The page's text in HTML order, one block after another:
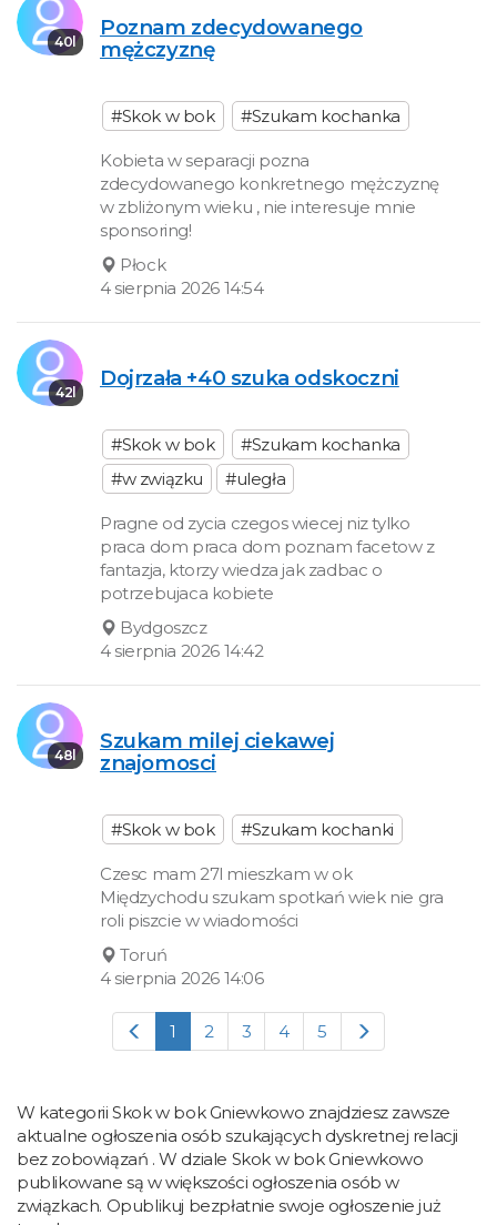
40l
Poznam zdecydowanego
mężczyznę
#Skok w bok #Szukam kochanka
Kobieta w separacji pozna
zdecydowanego konkretnego mężczyznę
w zbliżonym wieku , nie interesuje mnie
sponsoring!
Płock
4 sierpnia 2026 14:54
42l
Dojrzała +40 szuka odskoczni
#Skok w bok
#Szukam kochanka
#w związku
#uległa
Pragne od zycia czegos wiecej niz tylko
praca dom praca dom poznam facetow z
fantazja, ktorzy wiedza jak zadbac o
potrzebujaca kobiete
Bydgoszcz
4 sierpnia 2026 14:42
48l
Szukam milej ciekawej
znajomosci
#Skok w bok #Szukam kochanki
Czesc mam 27l mieszkam w ok
Międzychodu szukam spotkań wiek nie gra
roli piszcie w wiadomości
Toruń
4 sierpnia 2026 14:06
1 2 3 4 5
W kategorii Skok w bok Gniewkowo znajdziesz zawsze
aktualne ogłoszenia osób szukających dyskretnej relacji
bez zobowiązań . W dziale Skok w bok Gniewkowo
publikowane są w większości ogłoszenia osób w
związkach. Opublikuj bezpłatnie swoje ogłoszenie już